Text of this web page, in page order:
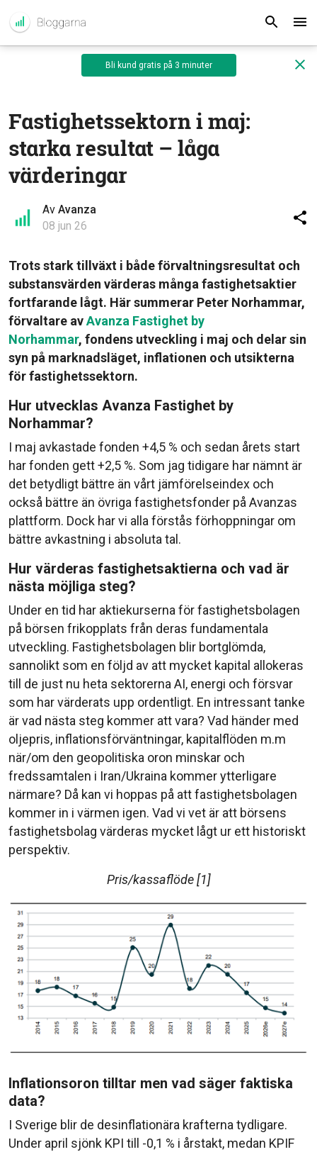
Bli kund gratis på 3 minuter
Fastighetssektorn i maj:
starka resultat – låga
värderingar
Av Avanza
08 jun 26
Trots stark tillväxt i både förvaltningsresultat och
substansvärden värderas många fastighetsaktier
fortfarande lågt. Här summerar Peter Norhammar,
förvaltare avAvanza Fastighet by
Norhammar, fondens utveckling i maj och delar sin
syn på marknadsläget, inflationen och utsikterna
för fastighetssektorn.
Hur utvecklas Avanza Fastighet by
Norhammar?
I maj avkastade fonden +4,5 % och sedan årets start
har fonden gett +2,5 %. Som jag tidigare har nämnt är
det betydligt bättre än vårt jämförelseindex och
också bättre än övriga fastighetsfonder på Avanzas
plattform. Dock har vi alla förstås förhoppningar om
bättre avkastning i absoluta tal.
Hur värderas fastighetsaktierna och vad är
nästa möjliga steg?
Under en tid har aktiekurserna för fastighetsbolagen
på börsen frikopplats från deras fundamentala
utveckling. Fastighetsbolagen blir bortglömda,
sannolikt som en följd av att mycket kapital allokeras
till de just nu heta sektorerna AI, energi och försvar
som har värderats upp ordentligt. En intressant tanke
är vad nästa steg kommer att vara? Vad händer med
oljepris, inflationsförväntningar, kapitalflöden m.m
när/om den geopolitiska oron minskar och
fredssamtalen i Iran/Ukraina kommer ytterligare
närmare? Då kan vi hoppas på att fastighetsbolagen
kommer in i värmen igen. Vad vi vet är att börsens
fastighetsbolag värderas mycket lågt ur ett historiskt
perspektiv.
Pris/kassaflöde [1]
Inflationsoron tilltar men vad säger faktiska
data?
I Sverige blir de desinflationära krafterna tydligare.
Under april sjönk KPI till -0,1 % i årstakt, medan KPIF